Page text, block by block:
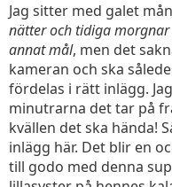
Jag sitter med galet
nätter och tidiga
annat mål, men det
kameran och ska
fördelas i rätt inlägg.
minutrarna det tar på
kvällen det ska hända!
inlägg här. Det blir en
till godo med denna